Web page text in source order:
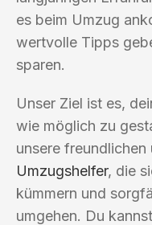
es beim Umzug
wertvolle Tipps
sparen.
Unser Ziel ist es,
wie möglich zu
unsere
Umzugshelfer, die
kümmern und
umgehen. Du